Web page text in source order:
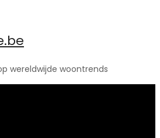
wereldwijde woontrends